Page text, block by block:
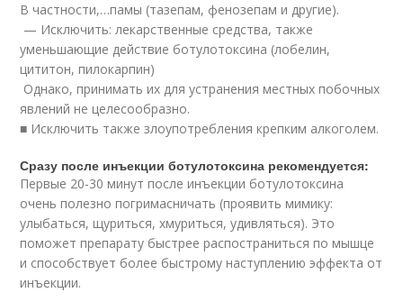
В частности,…памы (тазепам, фенозепам и другие).
— Исключить: лекарственные средства, также
уменьшающие действие ботулотоксина (лобелин,
цититон, пилокарпин)
Однако, принимать их для устранения местных побочных
явлений не целесообразно.
■ Исключить также злоупотребления крепким алкоголем.
Сразу после инъекции ботулотоксина рекомендуется:
Первые 20-30 минут после инъекции ботулотоксина
очень полезно погримасничать (проявить мимику:
улыбаться, щуриться, хмуриться, удивляться). Это
поможет препарату быстрее распостраниться по мышце
и способствует более быстрому наступлению эффекта от
инъекции.